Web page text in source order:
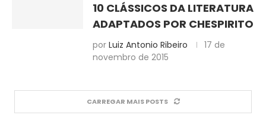
10 CLÁSSICOS DA LITERATURA
ADAPTADOS POR CHESPIRITO
por Luiz Antonio Ribeiro
17 de
novembro de 2015
CARREGAR MAIS POSTS